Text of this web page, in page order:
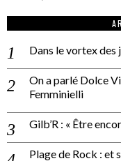
Dans le vortex des
On a parlé Dolce
Femminielli
Gilb’R : « Être
Plage de Rock : et